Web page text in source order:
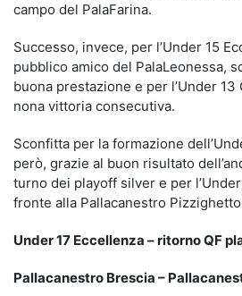
campo del PalaFarina.
Successo, invece, per l’Under 15
pubblico amico del PalaLeonessa,
buona prestazione e per l’Under
nona vittoria consecutiva.
Sconfitta per la formazione
però, grazie al buon risultato
turno dei playoff silver e per
fronte alla Pallacanestro
Under 17 Eccellenza – ritorno QF
Pallacanestro Brescia –